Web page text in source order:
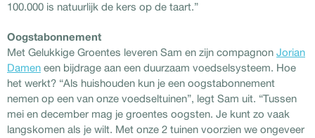
100.000 is natuurlijk de kers op de taart.”
Oogstabonnement
Met Gelukkige Groentes leveren Sam en zijn compagnon Jorian
Damen een bijdrage aan een duurzaam voedselsysteem. Hoe
het werkt? “Als huishouden kun je een oogstabonnement
nemen op een van onze voedseltuinen”, legt Sam uit. “Tussen
mei en december mag je groentes oogsten. Je kunt zo vaak
langskomen als je wilt. Met onze 2 tuinen voorzien we ongeveer